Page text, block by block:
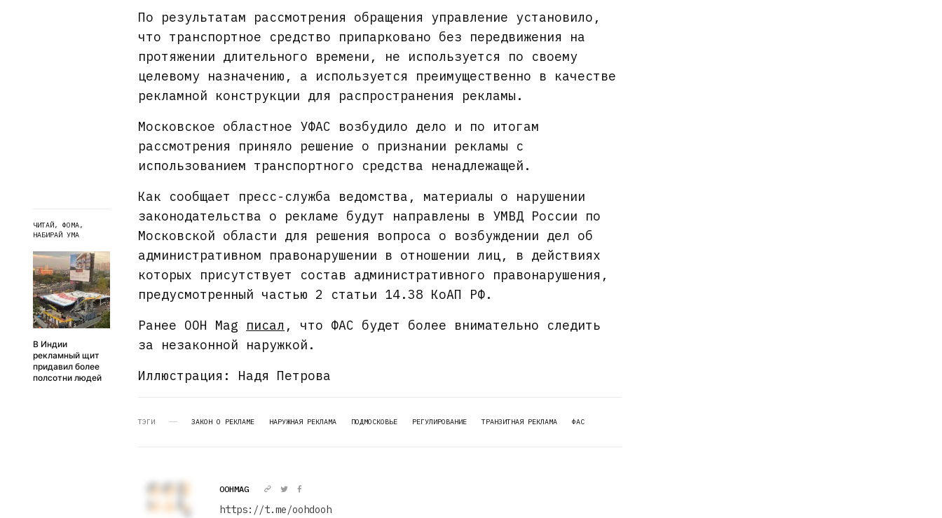
ЧИТАЙ, ФОМА,
НАБИРАЙ УМА
В Индии
рекламный щит
придавил более
полсотни людей
По результатам рассмотрения обращения управление установило,
что транспортное средство припарковано без передвижения на
протяжении длительного времени, не используется по своему
целевому назначению, а используется преимущественно в качестве
рекламной конструкции для распространения рекламы.
Московское областное УФАС возбудило дело и по итогам
рассмотрения приняло решение о признании рекламы с
использованием транспортного средства ненадлежащей.
Как сообщает пресс-служба ведомства, материалы о нарушении
законодательства о рекламе будут направлены в УМВД России по
Московской области для решения вопроса о возбуждении дел об
административном правонарушении в отношении лиц, в действиях
которых присутствует состав административного правонарушения,
предусмотренный частью 2 статьи 14.38 КоАП РФ.
Ранее OOH Mag писал , что ФАС будет более внимательно следить
за незаконной наружкой.
Иллюстрация: Надя Петрова
ТЭГИ ЗАКОН О РЕКЛАМЕ НАРУЖНАЯ РЕКЛАМА ПОДМОСКОВЬЕ РЕГУЛИРОВАНИЕ ТРАНЗИТНАЯ РЕКЛАМА ФАС
OOHMAG
https://t.me/oohdooh